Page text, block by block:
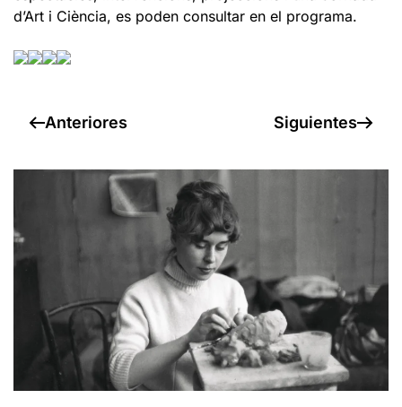
d’Art i Ciència, es poden consultar en el programa.
Anteriores Siguientes